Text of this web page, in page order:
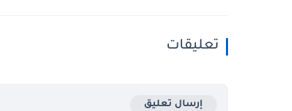
تعليقات
إرسال تعليق